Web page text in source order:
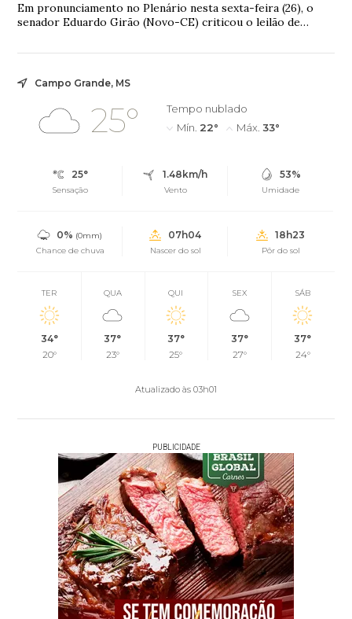
Em pronunciamento no Plenário nesta sexta-feira (26), o
senador Eduardo Girão (Novo-CE) criticou o leilão de
Campo Grande, MS
25°
Tempo nublado
Mín. 22° Máx. 33°
25°
Sensação
1.48km/h
Vento
53%
Umidade
0% (0mm)
Chance de chuva
07h04
Nascer do sol
18h23
Pôr do sol
TER
34°
20°
QUA
37°
23°
QUI
37°
25°
SEX
37°
27°
SÁB
37°
24°
Atualizado às 03h01
PUBLICIDADE